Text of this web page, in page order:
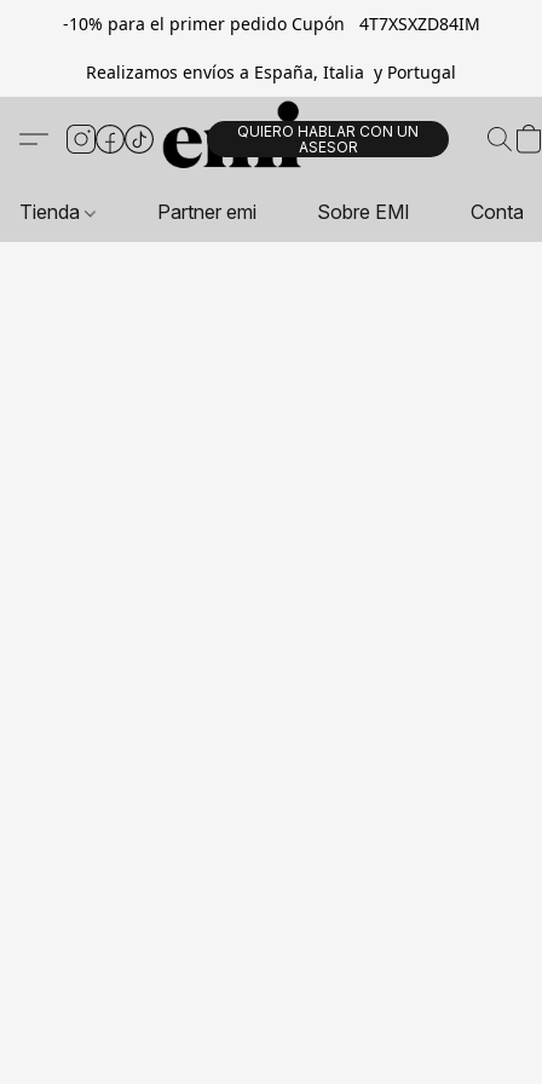
-10% para el primer pedido Cupón 4T7XSXZD84IM
Realizamos envíos a España, Italia y Portugal
QUIERO HABLAR CON UN
ASESOR
Tienda Partner emi Sobre EMI